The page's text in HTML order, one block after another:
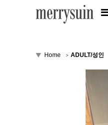
Home ADULT/성인